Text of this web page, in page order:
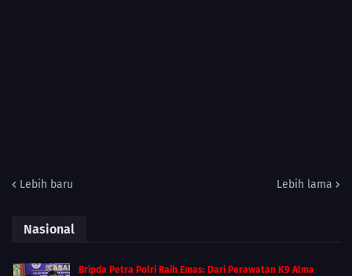
Lebih baru Lebih lama
Nasional
Bripda Petra Polri Raih Emas: Dari Perawatan K9 Alma